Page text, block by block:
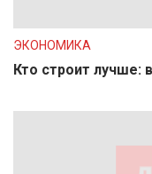
ЭКОНОМИКА
Кто строит лучше: